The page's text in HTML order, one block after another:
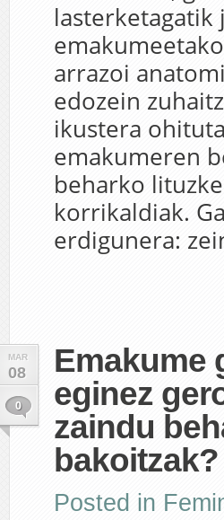
lasterketagatik
arrazoi
edozein
ikustera
emakumeren
beharko
korrikaldiak.
erdigunera:
MAR
08
0
Emakume
eginez
zaindu
bakoitzak?
Posted in